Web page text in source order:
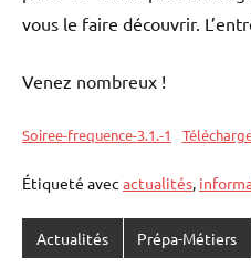
vous le faire découvrir.
Venez nombreux !
Soiree-frequence-3.1.-1
Étiqueté avec actualités
Actualités Prépa-Métiers